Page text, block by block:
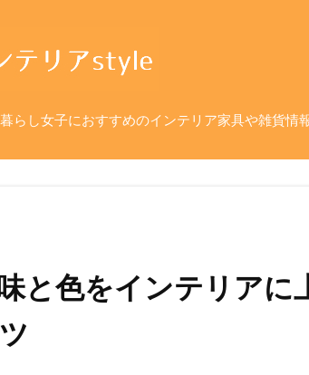
らし女子におすすめのインテリア家具や雑貨情
と色をインテリアに